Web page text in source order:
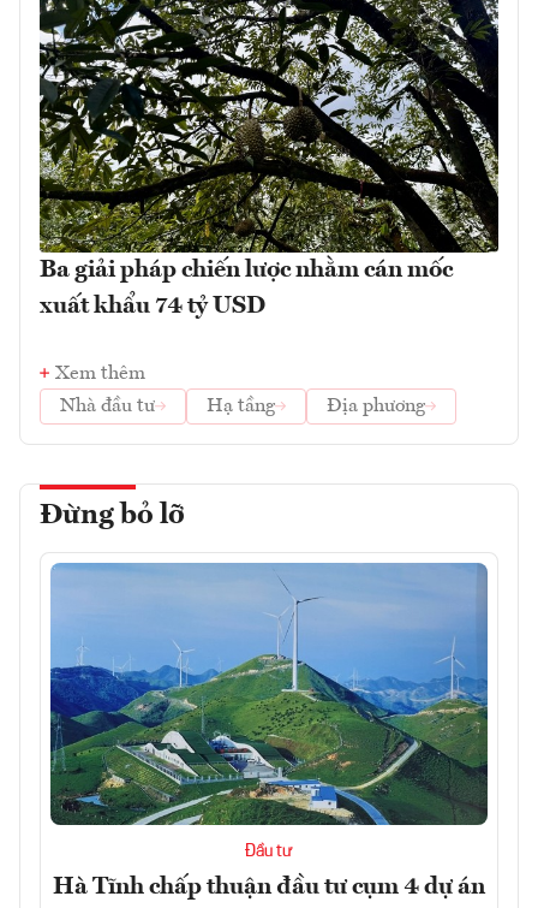
Ba giải pháp chiến lược nhằm cán mốc
xuất khẩu 74 tỷ USD
Xem thêm
Nhà đầu tư
Hạ tầng Địa phương
Đừng bỏ lỡ
Đầu tư
Hà Tĩnh chấp thuận đầu tư cụm 4 dự án